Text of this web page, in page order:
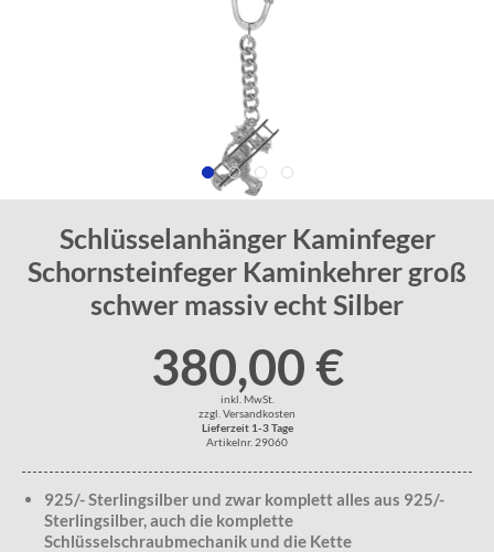
Schlüsselanhänger Kaminfeger
Schornsteinfeger Kaminkehrer groß
schwer massiv echt Silber
380,00 €
inkl. MwSt.
zzgl. Versandkosten
Lieferzeit 1-3 Tage
Artikelnr. 29060
925/- Sterlingsilber und zwar komplett alles aus 925/-
Sterlingsilber, auch die komplette
Schlüsselschraubmechanik und die Kette